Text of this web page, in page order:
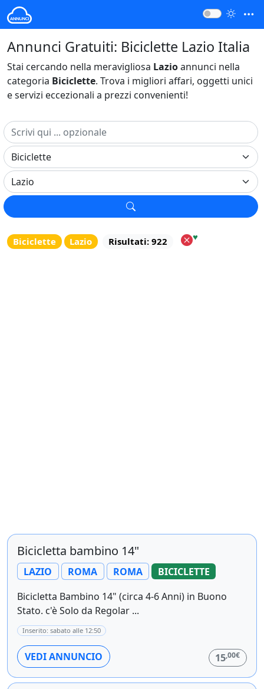
Annunci Gratuiti: Biciclette Lazio Italia
Stai cercando nella meravigliosa Lazioannunci nella
categoria Biciclette. Trova i migliori affari, oggetti unici
e servizi eccezionali a prezzi convenienti!
Biciclette Lazio Risultati: 922 ♥
Bicicletta bambino 14"
LAZIO ROMA ROMA
BICICLETTE
Bicicletta Bambino 14" (circa 4-6 Anni) in Buono
Stato. c'è Solo da Regolar ...
Inserito: sabato alle 12:50
VEDI ANNUNCIO 15,00€